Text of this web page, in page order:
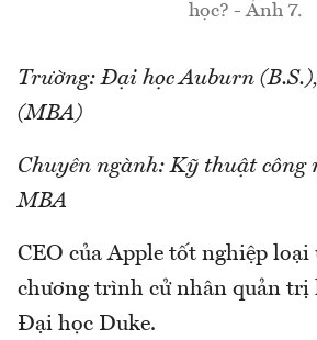
học? - Ảnh 7.
Trường: Đại học Auburn
(MBA)
Chuyên ngành: Kỹ thuật công
MBA
CEO của Apple tốt nghiệp loại
chương trình cử nhân quản trị
Đại học Duke.